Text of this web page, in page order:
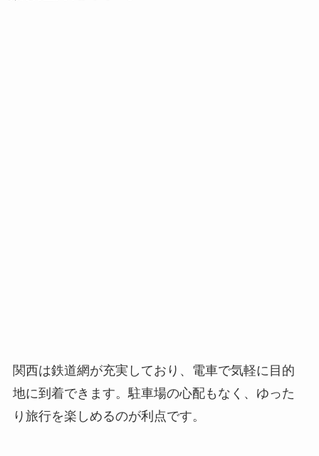
関西は鉄道網が充実しており、電車で気軽に目的
地に到着できます。駐車場の心配もなく、ゆった
り旅行を楽しめるのが利点です。